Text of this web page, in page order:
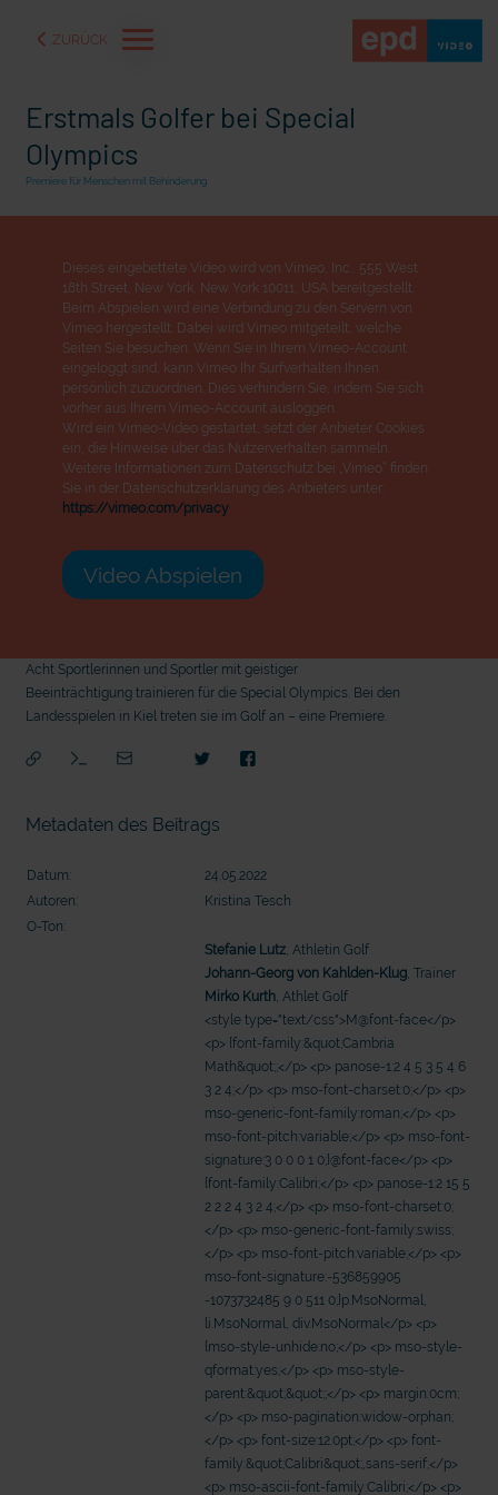
ZURÜCK
oder "Deppen der "Wir bauen Cherson wieder auf" - Optimismus in der
Landstraße" oder "Deppen der Nation"?
"Wir bauen Cherson wieder auf" -
in der Ukraine
epd erklärt: Tag der Arbeit
Erstmals Golfer bei Special
Olympics
Premiere für Menschen mit Behinderung
Dieses eingebettete Video wird von Vimeo, Inc., 555 West
18th Street, New York, New York 10011, USA bereitgestellt.
Beim Abspielen wird eine Verbindung zu den Servern von
Vimeo hergestellt. Dabei wird Vimeo mitgeteilt, welche
Seiten Sie besuchen. Wenn Sie in Ihrem Vimeo-Account
eingeloggt sind, kann Vimeo Ihr Surfverhalten Ihnen
persönlich zuzuordnen. Dies verhindern Sie, indem Sie sich
vorher aus Ihrem Vimeo-Account ausloggen.
Wird ein Vimeo-Video gestartet, setzt der Anbieter Cookies
ein, die Hinweise über das Nutzerverhalten sammeln.
Weitere Informationen zum Datenschutz bei „Vimeo“ finden
Sie in der Datenschutzerklärung des Anbieters unter:
https://vimeo.com/privacy
Video Abspielen
Acht Sportlerinnen und Sportler mit geistiger
Beeinträchtigung trainieren für die Special Olympics. Bei den
Landesspielen in Kiel treten sie im Golf an – eine Premiere.
Metadaten des Beitrags
Datum:
24.05.2022
Autoren:
Kristina Tesch
O-Ton:
Stefanie Lutz , Athletin Golf
Johann-Georg von Kahlden-Klug , Trainer
Mirko Kurth , Athlet Golf
<style type="text/css">M@font-face</p>
<p> {font-family:&quot;Cambria
Math&quot;;</p> <p> panose-1:2 4 5 3 5 4 6
3 2 4;</p> <p> mso-font-charset:0;</p> <p>
mso-generic-font-family:roman;</p> <p>
mso-font-pitch:variable;</p> <p> mso-font-
signature:3 0 0 0 1 0;}@font-face</p> <p>
{font-family:Calibri;</p> <p> panose-1:2 15 5
2 2 2 4 3 2 4;</p> <p> mso-font-charset:0;
</p> <p> mso-generic-font-family:swiss;
</p> <p> mso-font-pitch:variable;</p> <p>
mso-font-signature:-536859905
-1073732485 9 0 511 0;}p.MsoNormal,
li.MsoNormal, div.MsoNormal</p> <p>
{mso-style-unhide:no;</p> <p> mso-style-
qformat:yes;</p> <p> mso-style-
parent:&quot;&quot;;</p> <p> margin:0cm;
</p> <p> mso-pagination:widow-orphan;
</p> <p> font-size:12.0pt;</p> <p> font-
family:&quot;Calibri&quot;,sans-serif;</p>
<p> mso-ascii-font-family:Calibri;</p> <p>